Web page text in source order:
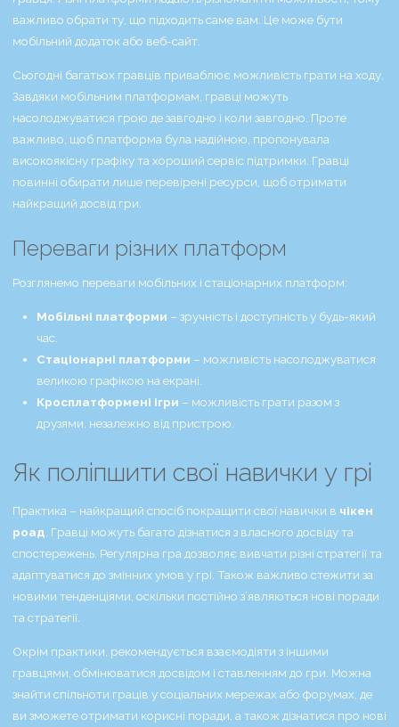
важливо обрати ту, що підходить саме вам. Це може бути
мобільний додаток або веб-сайт.
Сьогодні багатьох гравців приваблює можливість грати на ходу.
Завдяки мобільним платформам, гравці можуть
насолоджуватися грою де завгодно і коли завгодно. Проте
важливо, щоб платформа була надійною, пропонувала
високоякісну графіку та хороший сервіс підтримки. Гравці
повинні обирати лише перевірені ресурси, щоб отримати
найкращий досвід гри.
Переваги різних платформ
Розглянемо переваги мобільних і стаціонарних платформ:
Мобільні платформи – зручність і доступність у будь-який
час.
Стаціонарні платформи – можливість насолоджуватися
великою графікою на екрані.
Кросплатформені ігри – можливість грати разом з
друзями, незалежно від пристрою.
Як поліпшити свої навички у грі
Практика – найкращий спосіб покращити свої навички в чікен
роад. Гравці можуть багато дізнатися з власного досвіду та
спостережень. Регулярна гра дозволяє вивчати різні стратегії та
адаптуватися до змінних умов у грі. Також важливо стежити за
новими тенденціями, оскільки постійно з’являються нові поради
та стратегії.
Окрім практики, рекомендується взаємодіяти з іншими
гравцями, обмінюватися досвідом і ставленням до гри. Можна
знайти спільноти граців у соціальних мережах або форумах, де
ви зможете отримати корисні поради, а також дізнатися про нові